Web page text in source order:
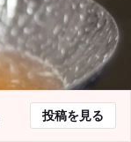
投稿を見る